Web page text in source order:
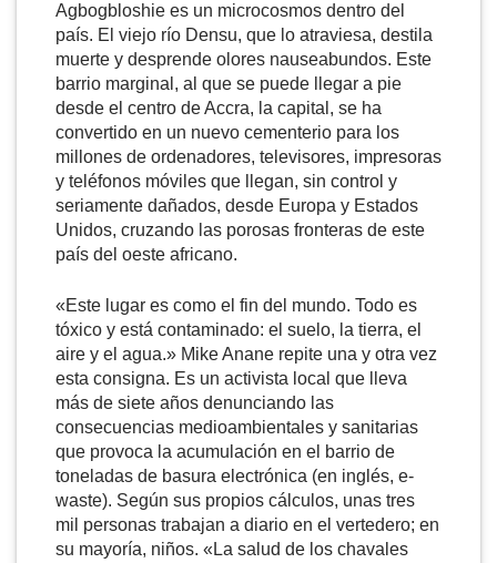
Agbogbloshie es un microcosmos dentro del
país. El viejo río Densu, que lo atraviesa, destila
muerte y desprende olores nauseabundos. Este
barrio marginal, al que se puede llegar a pie
desde el centro de Accra, la capital, se ha
convertido en un nuevo cementerio para los
millones de ordenadores, televisores, impresoras
y teléfonos móviles que llegan, sin control y
seriamente dañados, desde Europa y Estados
Unidos, cruzando las porosas fronteras de este
país del oeste africano.
«Este lugar es como el fin del mundo. Todo es
tóxico y está contaminado: el suelo, la tierra, el
aire y el agua.» Mike Anane repite una y otra vez
esta consigna. Es un activista local que lleva
más de siete años denunciando las
consecuencias medioambientales y sanitarias
que provoca la acumulación en el barrio de
toneladas de basura electrónica (en inglés, e-
waste). Según sus propios cálculos, unas tres
mil personas trabajan a diario en el vertedero; en
su mayoría, niños. «La salud de los chavales